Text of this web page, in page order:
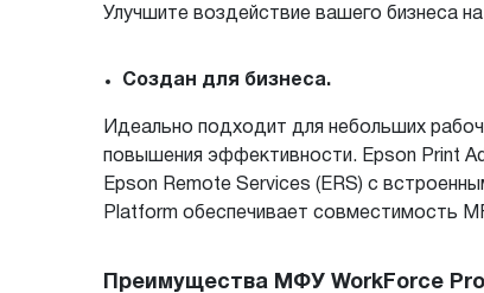
Улучшите воздействие вашего бизнеса
Создан для бизнеса.
Идеально подходит для небольших
повышения эффективности. Epson Print
Epson Remote Services (ERS) с
Platform обеспечивает совместимость
Преимущества МФУ WorkForce Pro